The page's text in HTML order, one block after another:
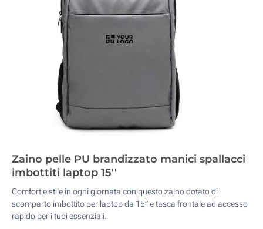
Zaino pelle PU brandizzato manici spallacci
imbottiti laptop 15''
Comfort e stile in ogni giornata con questo zaino dotato di
scomparto imbottito per laptop da 15” e tasca frontale ad accesso
rapido per i tuoi essenziali.